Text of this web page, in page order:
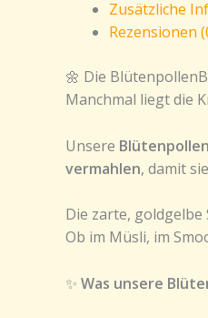
Zusätzliche
Rezensionen
🌼 Die
Manchmal liegt die
Unsere
vermahlen, damit
Die zarte,
Ob im Müsli, im
✨ Was unsere